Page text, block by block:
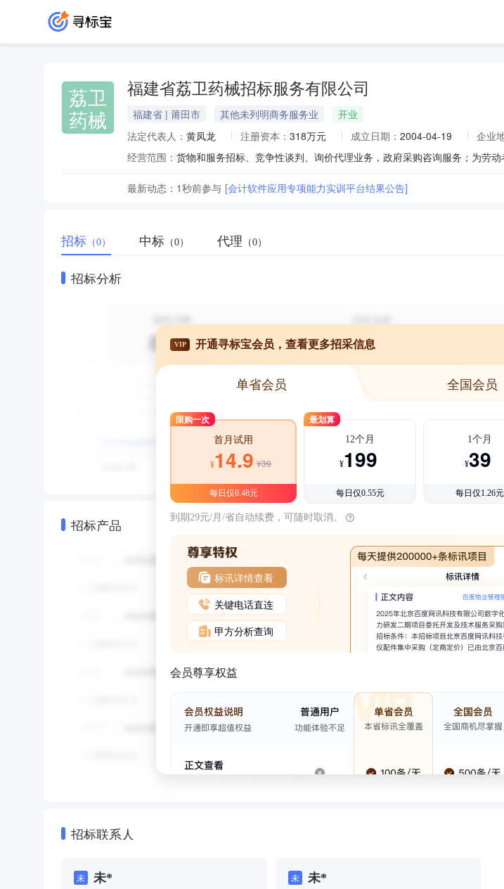
荔卫
药械
福建省荔卫药械招标服务有限公司
福建省 | 莆田市 其他未列明商务服务业
开业
法定代表人： 黄凤龙 注册资本： 318万元 成立日期： 2004-04-19 企业
经营范围：
最新动态： 1秒前参与 [会计软件应用专项能力实训平台结果公告]
招标 （0） 中标 （0） 代理 （0）
招标分析
招标产品
VIP 开通寻标宝会员，查看更多招采信息
单省会员 全国会员
限购一次
首月试用
¥14.9 ¥39
每日仅0.48元
最划算
12个月
¥199
每日仅0.55元
1个月
¥39
每日仅1.26元
到期29元/月/省自动续费，可随时取消。
标讯详情查看
关键电话直连
甲方分析查询
会员尊享权益
招标联系人
未 未* 未 未*